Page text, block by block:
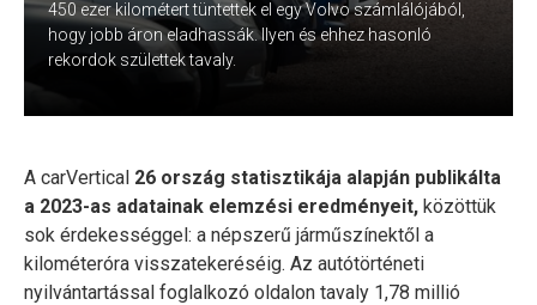
450 ezer kilométert tüntettek el egy Volvo számlálójából,
hogy jobb áron eladhassák. Ilyen és ehhez hasonló
rekordok születtek tavaly.
A carVertical 26 ország statisztikája alapján publikálta
a 2023-as adatainak elemzési eredményeit, közöttük
sok érdekességgel: a népszerű járműszínektől a
kilométeróra visszatekeréséig. Az autótörténeti
nyilvántartással foglalkozó oldalon tavaly 1,78 millió